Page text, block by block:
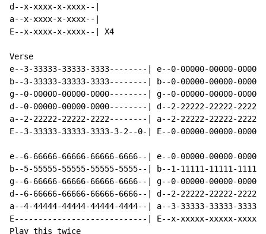
d--x-xxxx-x-xxxx--|
a--x-xxxx-x-xxxx--|
E--x-xxxx-x-xxxx--| X4
Verse
e--3-33333-33333-3333--------| e--0-00000-00000-
b--3-33333-33333-3333--------| b--0-00000-00000-
g--0-00000-00000-0000--------| g--0-00000-00000-
d--0-00000-00000-0000--------| d--2-22222-22222-
a--2-22222-22222-2222--------| a--2-22222-22222-
E--3-33333-33333-3333-3-2--0-| E--0-00000-00000-
e--6-66666-66666-66666-6666--| e--0-00000-00000-
b--5-55555-55555-55555-5555--| b--1-11111-11111-
g--6-66666-66666-66666-6666--| g--0-00000-00000-
d--6-66666-66666-66666-6666--| d--2-22222-22222-
a--4-44444-44444-44444-4444--| a--3-33333-33333-
E----------------------------| E--x-xxxxx-xxxxx-
Play this twice